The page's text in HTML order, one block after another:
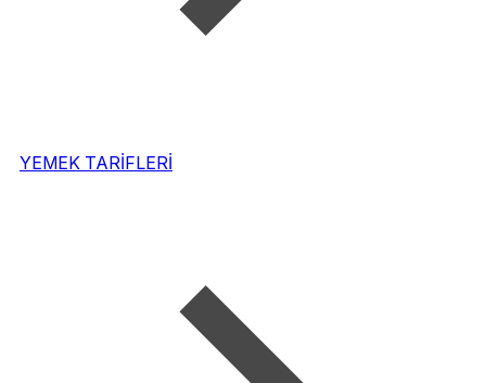
YEMEK TARİFLERİ